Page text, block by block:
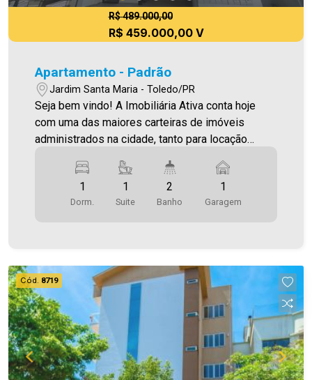
R$ 489.000,00
R$ 459.000,00 V
Apartamento - Padrão
Jardim Santa Maria - Toledo/PR
Seja bem vindo! A Imobiliária Ativa conta hoje
com uma das maiores carteiras de imóveis
administrados na cidade, tanto para locação
opções! OFERTA DE 489.000,00 POR 459.000,00
Apartamento Localizado no Jardim Santa Maria. O
Imóvel conta com: - Sala de Estar - Cozinha - 01
oportunidade! A hora de encontrar o seu novo lar
É AGORA! Imobiliária Ativa, sinta-se em casa!
1
Dorm.
1
Suite
2
Banho
1
Garagem
Cód. 8719